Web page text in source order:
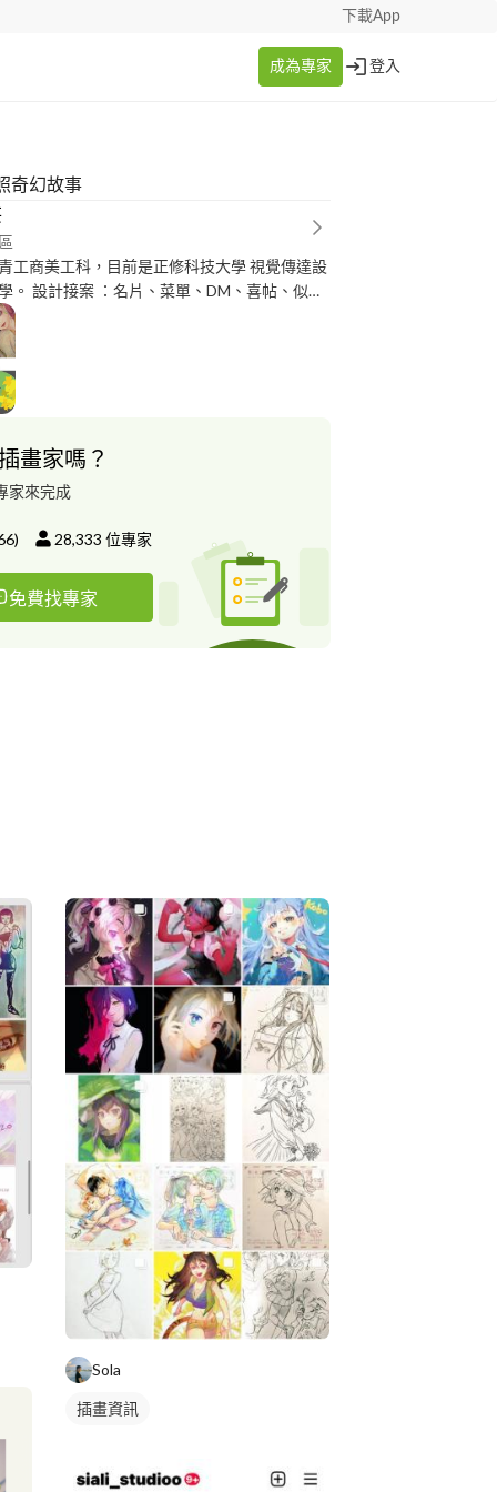
下載App
成為專家 登入
奇幻故事
工商美工科，目前是正修科技大學 視覺傳達設
。 設計接案 ：名片、菜單、DM、喜帖、似顏
畫家嗎？
家來完成
) 28,333 位專家
免費找專家
Sola
插畫資訊